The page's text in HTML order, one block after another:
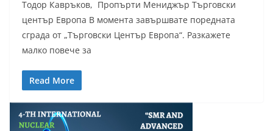
Тодор Кавръков, Пропърти Мениджър Търговски
център Европа В момента завършвате поредната
сграда от „Търговски Център Европа“. Разкажете
малко повече за
Read More